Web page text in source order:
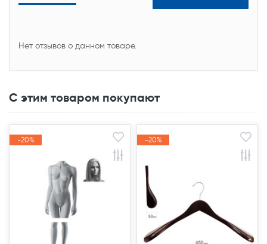
Нет отзывов о данном товаре.
С этим товаром покупают
-20%
-20% -20%
-20%